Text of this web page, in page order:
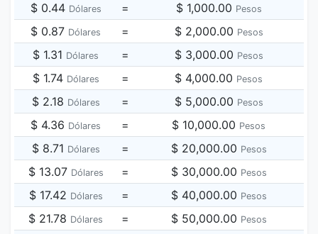
$ 0.44 Dólares = $ 1,000.00 Pesos
$ 0.87 Dólares = $ 2,000.00 Pesos
$ 1.31 Dólares = $ 3,000.00 Pesos
$ 1.74 Dólares = $ 4,000.00 Pesos
$ 2.18 Dólares = $ 5,000.00 Pesos
$ 4.36 Dólares = $ 10,000.00 Pesos
$ 8.71 Dólares = $ 20,000.00 Pesos
$ 13.07 Dólares = $ 30,000.00 Pesos
$ 17.42 Dólares = $ 40,000.00 Pesos
$ 21.78 Dólares = $ 50,000.00 Pesos